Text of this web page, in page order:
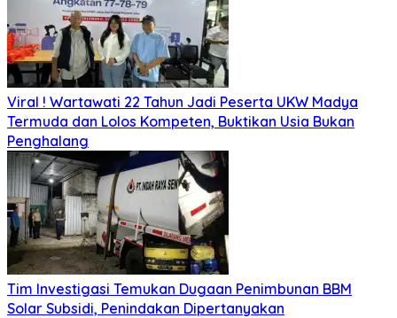
Viral ! Wartawati 22 Tahun Jadi Peserta UKW Madya
Termuda dan Lolos Kompeten, Buktikan Usia Bukan
Penghalang
Tim Investigasi Temukan Dugaan Penimbunan BBM
Solar Subsidi, Penindakan Dipertanyakan